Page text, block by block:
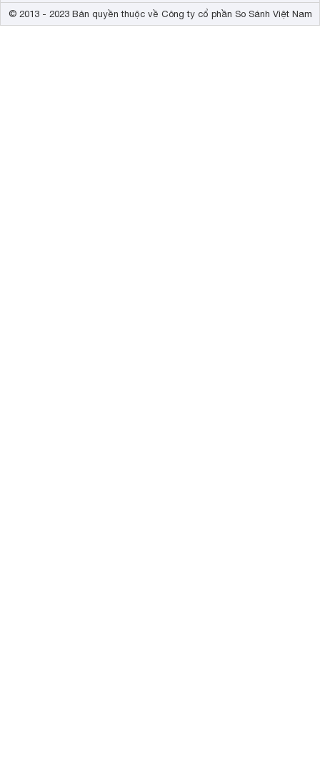
© 2013 - 2023 Bản quyền thuộc về Công ty cổ phần So Sánh Việt Nam